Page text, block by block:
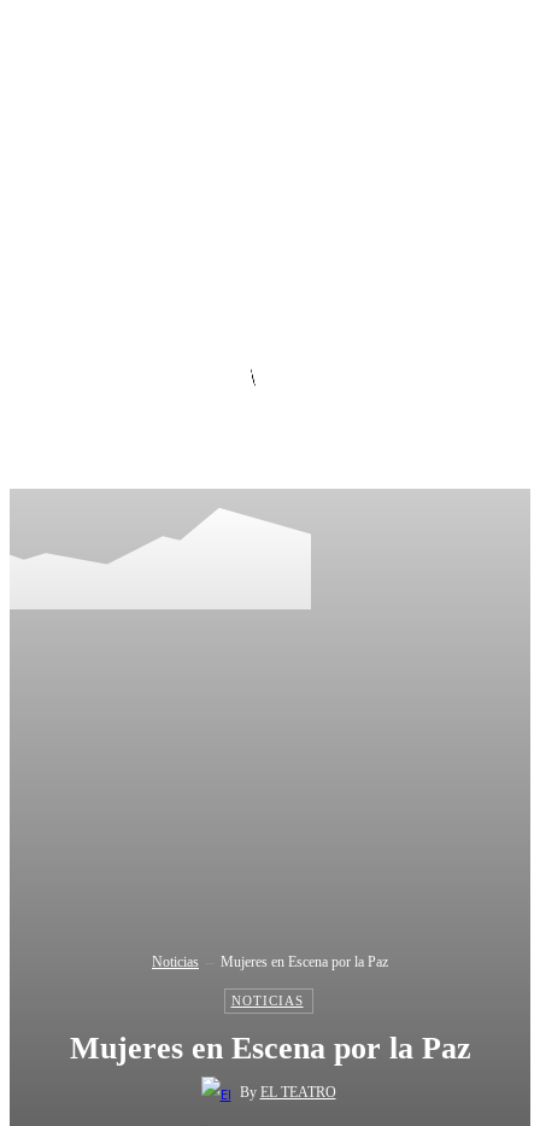
Noticias Mujeres en Escena por la Paz
NOTICIAS
Mujeres en Escena por la Paz
By EL TEATRO